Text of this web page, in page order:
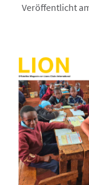
Veröffentlicht